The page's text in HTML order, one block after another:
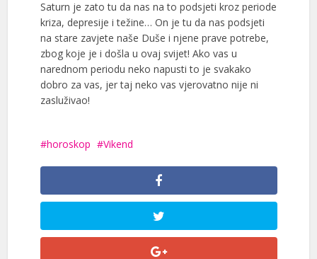
Saturn je zato tu da nas na to podsjeti kroz periode
kriza, depresije i težine… On je tu da nas podsjeti
na stare zavjete naše Duše i njene prave potrebe,
zbog koje je i došla u ovaj svijet! Ako vas u
narednom periodu neko napusti to je svakako
dobro za vas, jer taj neko vas vjerovatno nije ni
zasluživao!
horoskop Vikend